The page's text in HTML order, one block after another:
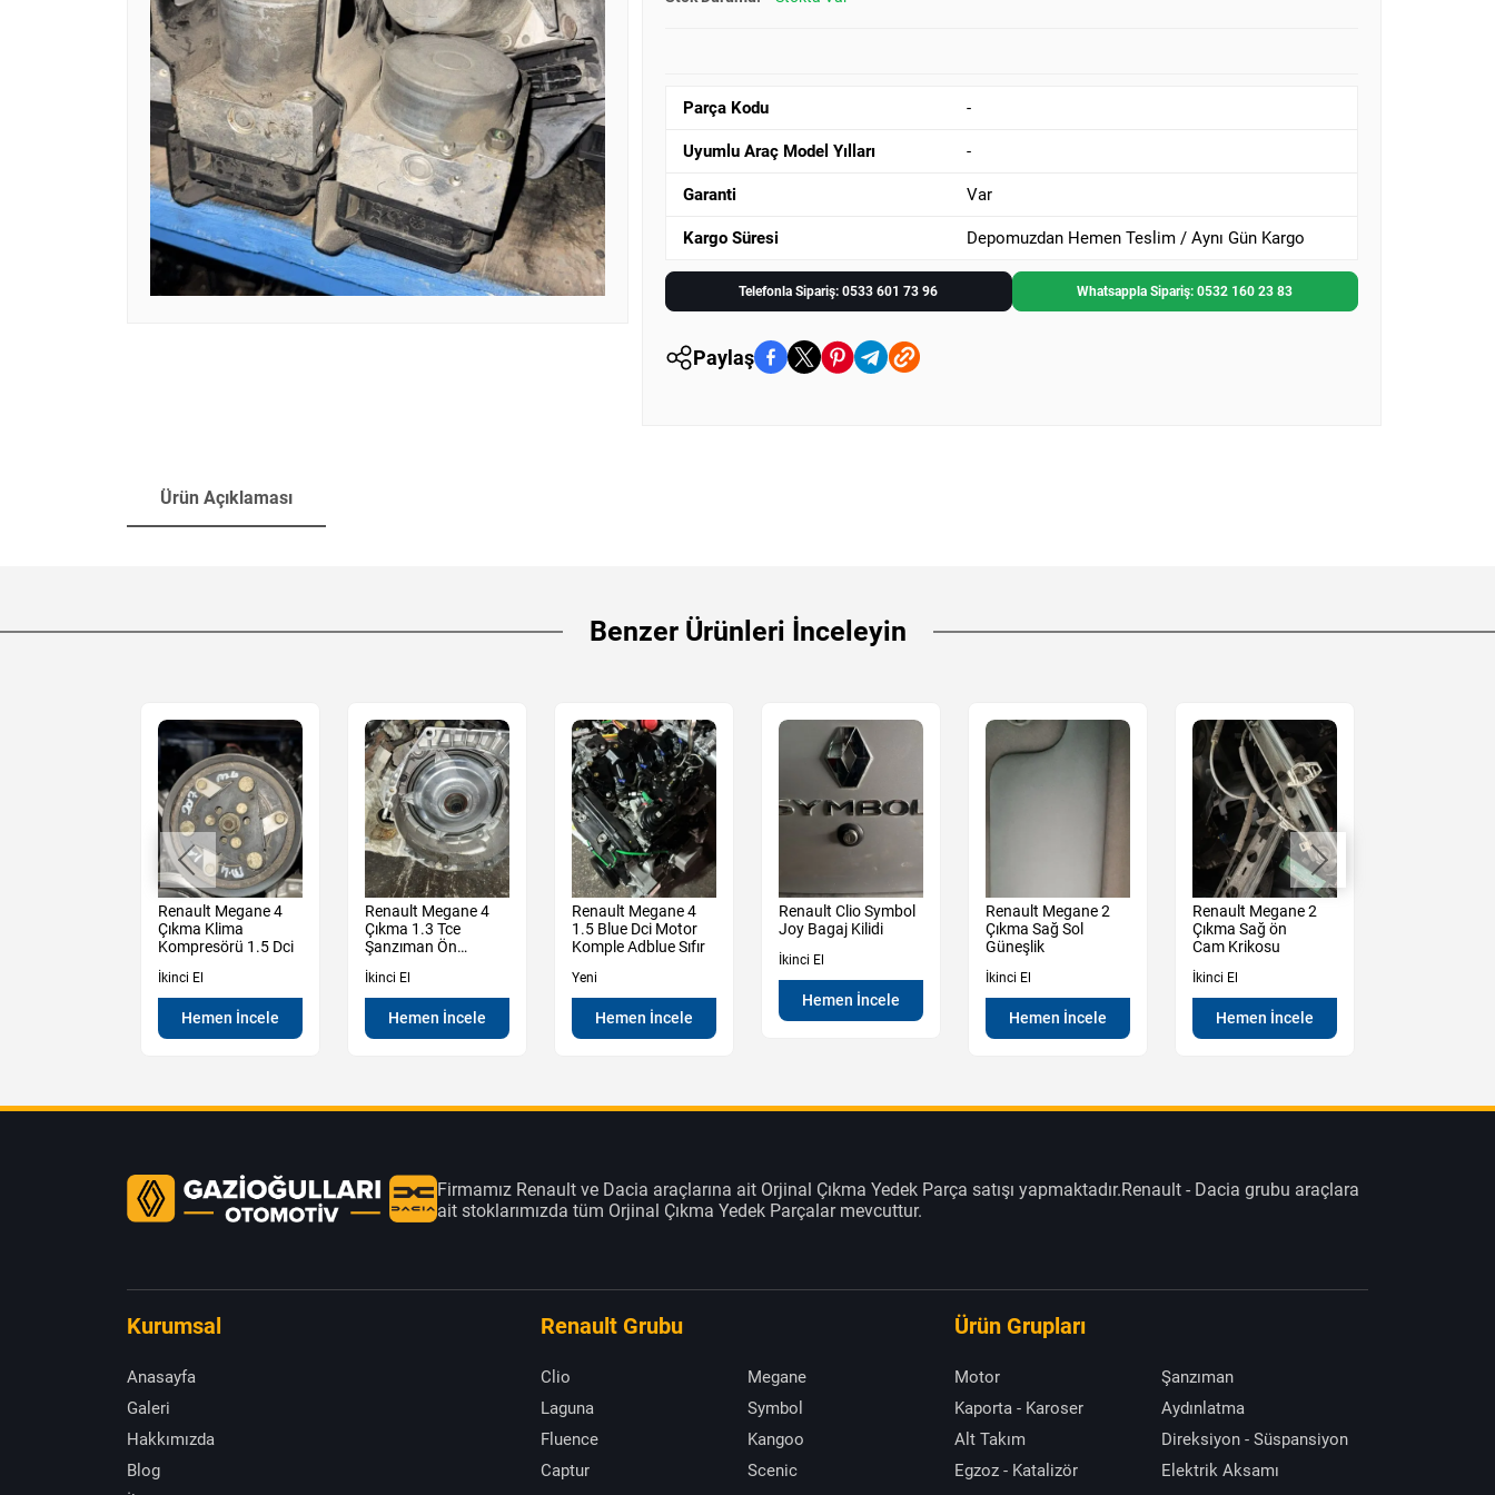
Parça Kodu -
Uyumlu Araç Model Yılları -
Garanti Var
Kargo Süresi Depomuzdan Hemen Teslim / Aynı Gün Kargo
Telefonla Sipariş: 0533 601 73 96 Whatsappla Sipariş: 0532 160 23 83
Paylaş
Ürün Açıklaması
Benzer Ürünleri İnceleyin
Renault Megane 4
Çıkma Klima
Kompresörü 1.5 Dci
İkinci El
Hemen İncele
Renault Megane 4
Çıkma 1.3 Tce
Şanzıman Ön
Muhafaza Kutu
İkinci El
Hemen İncele
Renault Megane 4
1.5 Blue Dci Motor
Komple Adblue Sıfır
Yeni
Hemen İncele
Renault Clio Symbol
Joy Bagaj Kilidi
İkinci El
Hemen İncele
Renault Megane 2
Çıkma Sağ Sol
Güneşlik
İkinci El
Hemen İncele
Renault Megane 2
Çıkma Sağ ön
Cam Krikosu
İkinci El
Hemen İncele
Firmamız Renault ve Dacia araçlarına ait Orjinal Çıkma Yedek Parça satışı yapmaktadır.Renault - Dacia grubu araçlara
ait stoklarımızda tüm Orjinal Çıkma Yedek Parçalar mevcuttur.
Kurumsal
Anasayfa
Galeri
Hakkımızda
Blog
Renault Grubu
Clio
Megane
Laguna
Symbol
Fluence
Kangoo
Captur
Scenic
Ürün Grupları
Motor
Şanzıman
Kaporta - Karoser
Aydınlatma
Alt Takım
Direksiyon - Süspansiyon
Egzoz - Katalizör
Elektrik Aksamı